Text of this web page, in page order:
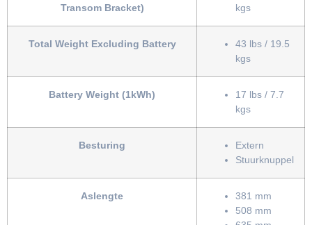
Transom Bracket)
kgs
Total Weight Excluding Battery
43 lbs / 19.5
kgs
Battery Weight (1kWh)
17 lbs / 7.7
kgs
Besturing
Extern
Stuurknuppel
Aslengte
381 mm
508 mm